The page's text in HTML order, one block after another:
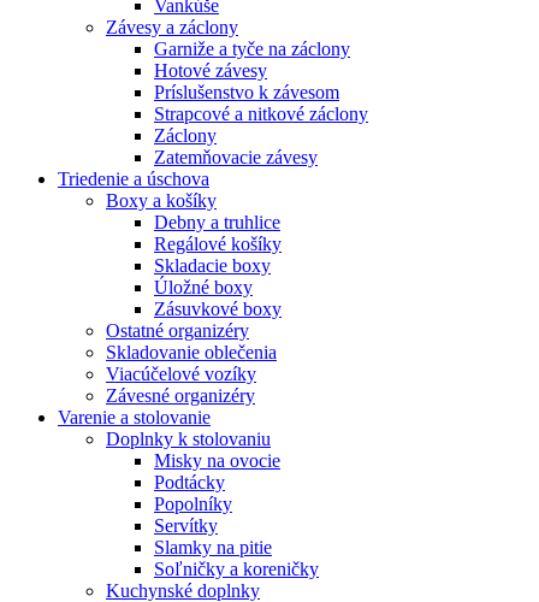
Vankúše
Závesy a záclony
Garniže a tyče na záclony
Hotové závesy
Príslušenstvo k závesom
Strapcové a nitkové záclony
Záclony
Zatemňovacie závesy
Triedenie a úschova
Boxy a košíky
Debny a truhlice
Regálové košíky
Skladacie boxy
Úložné boxy
Zásuvkové boxy
Ostatné organizéry
Skladovanie oblečenia
Viacúčelové vozíky
Závesné organizéry
Varenie a stolovanie
Doplnky k stolovaniu
Misky na ovocie
Podtácky
Popolníky
Servítky
Slamky na pitie
Soľničky a koreničky
Kuchynské doplnky